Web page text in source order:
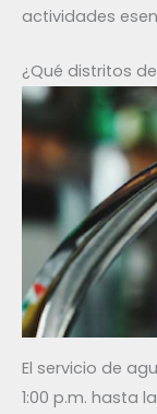
actividades
¿Qué distritos
El servicio de
1:00 p.m. hasta